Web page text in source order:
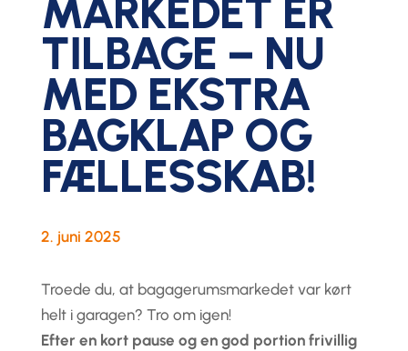
MARKEDET ER
TILBAGE – NU
MED EKSTRA
BAGKLAP OG
FÆLLESSKAB!
2. juni 2025
Troede du, at bagagerumsmarkedet var kørt
helt i garagen? Tro om igen!
Efter en kort pause og en god portion frivillig